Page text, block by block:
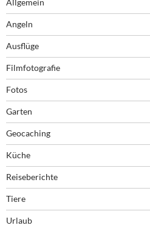
Allgemein
Angeln
Ausflüge
Filmfotografie
Fotos
Garten
Geocaching
Küche
Reiseberichte
Tiere
Urlaub